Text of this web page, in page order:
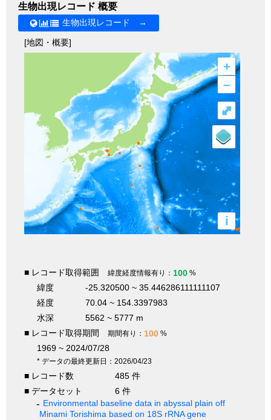
生物出現レコード 概要
生物出現レコード →
[地図・概要]
+
–
i
⤢
■ レコード取得範囲 緯度経度情報有り： 100 %
緯度
-25.320500 ~ 35.446286111111107
経度
70.04 ~ 154.3397983
水深
5562 ~ 5777 m
■ レコード取得期間
期間有り： 100 %
1969 ~ 2024/07/28
* データの最終更新日：2026/04/23
■ レコード数
485 件
■ データセット
6 件
Environmental baseline data in abyssal plain off
Minami Torishima based on 18S rRNA gene